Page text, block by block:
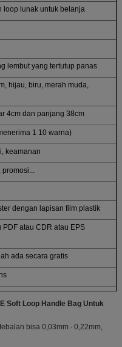
loop lunak untuk belanja
lembut yang tertutup panas
hijau, biru, merah muda,
4cm dan panjang 38cm
1 10 warna)
keamanan
promosi...
dengan lapisan film plastik
PDF atau CDR atau EPS
ada secara gratis
bahan, ukuran, desain,
Soft Loop Handle Bag Untuk
bisa 0,03mm ∙ 0,22mm,